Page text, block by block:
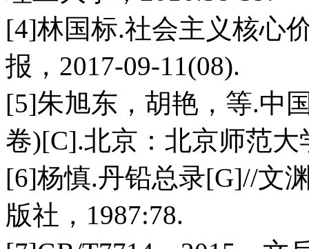
[4]林国标.社会主义核心
报，2017-09-11(08).
[5]朱旭东，胡艳，等.中
卷)[C].北京：北京师范大
[6]杨慎.丹铅总录[G]//文
版社，1987:78.